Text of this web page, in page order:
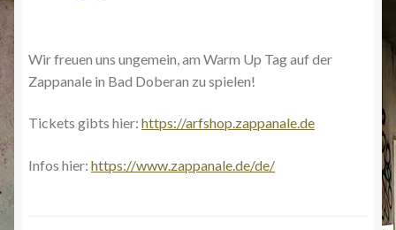
Wir freuen uns ungemein, am Warm Up Tag auf der
Zappanale in Bad Doberan zu spielen!
Tickets gibts hier: https://arfshop.zappanale.de
Infos hier: https://www.zappanale.de/de/